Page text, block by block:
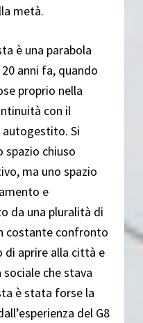
metà.
è una parabola
anni fa, quando
proprio nella
con il
Si
spazio chiuso
ma uno spazio
e
da una pluralità di
costante confronto
di aprire alla città e
che stava
è stata forse la
del G8